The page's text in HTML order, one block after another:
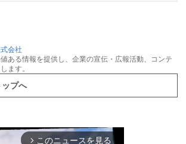
会社
ある情報を提供し、企業の宣伝・広報活動、コンテ
ます。
ップへ
arrow_forward_ios このニュースを見る